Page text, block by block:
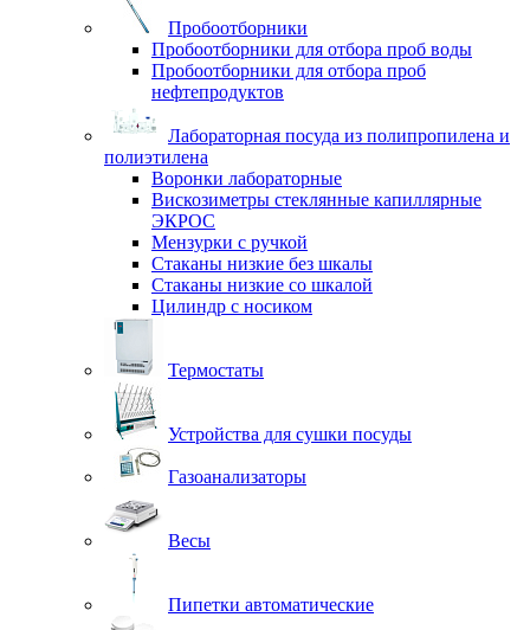
Пробоотборники
Пробоотборники для отбора проб воды
Пробоотборники для отбора проб
нефтепродуктов
Лабораторная посуда из полипропилена и
полиэтилена
Воронки лабораторные
Вискозиметры стеклянные капиллярные
ЭКРОС
Мензурки с ручкой
Стаканы низкие без шкалы
Стаканы низкие со шкалой
Цилиндр с носиком
Термостаты
Устройства для сушки посуды
Газоанализаторы
Весы
Пипетки автоматические